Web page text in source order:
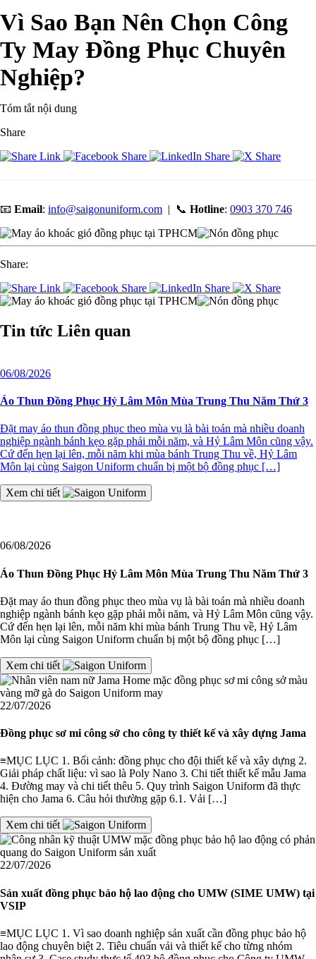
Vì Sao Bạn Nên Chọn Công
Ty May Đồng Phục Chuyên
Nghiệp?
Tóm tắt nội dung
Share
📧 Email: info@saigonuniform.com | 📞 Hotline: 0903 370 746
Share:
Tin tức Liên quan
06/08/2026
Áo Thun Đồng Phục Hỷ Lâm Môn Mùa Trung Thu Năm Thứ 3
Đặt may áo thun đồng phục theo mùa vụ là bài toán mà nhiều doanh
nghiệp ngành bánh kẹo gặp phải mỗi năm, và Hỷ Lâm Môn cũng vậy.
Cứ đến hẹn lại lên, mỗi năm khi mùa bánh Trung Thu về, Hỷ Lâm
Môn lại cùng Saigon Uniform chuẩn bị một bộ đồng phục […]
Xem chi tiết
06/08/2026
Áo Thun Đồng Phục Hỷ Lâm Môn Mùa Trung Thu Năm Thứ 3
Đặt may áo thun đồng phục theo mùa vụ là bài toán mà nhiều doanh
nghiệp ngành bánh kẹo gặp phải mỗi năm, và Hỷ Lâm Môn cũng vậy.
Cứ đến hẹn lại lên, mỗi năm khi mùa bánh Trung Thu về, Hỷ Lâm
Môn lại cùng Saigon Uniform chuẩn bị một bộ đồng phục […]
Xem chi tiết
22/07/2026
Đồng phục sơ mi công sở cho công ty thiết kế và xây dựng Jama
≡MỤC LỤC 1. Bối cảnh: đồng phục cho đội thiết kế và xây dựng 2.
Giải pháp chất liệu: vì sao là Poly Nano 3. Chi tiết thiết kế mẫu Jama
4. Đường may và chi tiết thêu 5. Quy trình Saigon Uniform đã thực
hiện cho Jama 6. Câu hỏi thường gặp 6.1. Vải […]
Xem chi tiết
22/07/2026
Sản xuất đồng phục bảo hộ lao động cho UMW (SIME UMW) tại
VSIP
≡MỤC LỤC 1. Vì sao doanh nghiệp sản xuất cần đồng phục bảo hộ
lao động chuyên biệt 2. Tiêu chuẩn vải và thiết kế cho từng nhóm